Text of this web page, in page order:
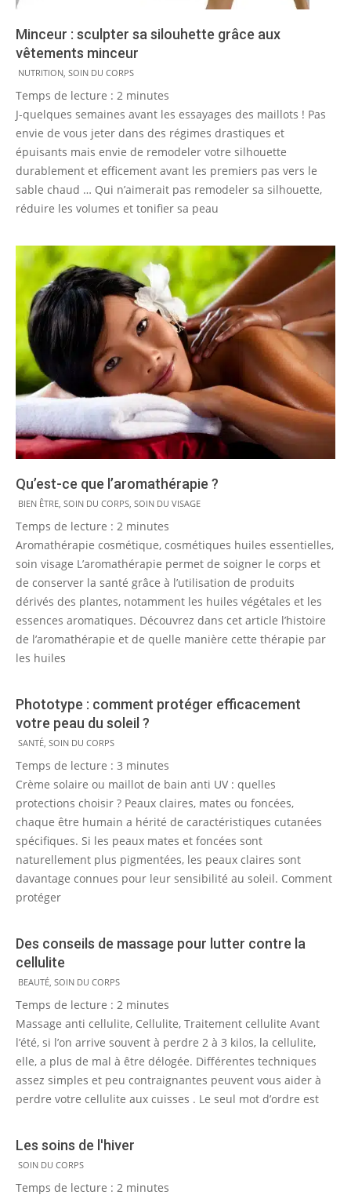
Minceur : sculpter sa silouhette grâce aux
vêtements minceur
2014-
07-
23
NUTRITION SOIN DU CORPS
Temps de lecture : 2 minutes
J-quelques semaines avant les essayages des maillots ! Pas
envie de vous jeter dans des régimes drastiques et
épuisants mais envie de remodeler votre silhouette
durablement et efficement avant les premiers pas vers le
sable chaud … Qui n’aimerait pas remodeler sa silhouette,
réduire les volumes et tonifier sa peau
Qu’est-ce que l’aromathérapie ?
2013-
11-
12
BIEN ÊTRE SOIN DU CORPS SOIN DU VISAGE
Temps de lecture : 2 minutes
Aromathérapie cosmétique, cosmétiques huiles essentielles,
soin visage L’aromathérapie permet de soigner le corps et
de conserver la santé grâce à l’utilisation de produits
dérivés des plantes, notamment les huiles végétales et les
essences aromatiques. Découvrez dans cet article l’histoire
de l’aromathérapie et de quelle manière cette thérapie par
les huiles
Phototype : comment protéger efficacement
votre peau du soleil ?
2013-
05-
16
SANTÉ SOIN DU CORPS
Temps de lecture : 3 minutes
Crème solaire ou maillot de bain anti UV : quelles
protections choisir ? Peaux claires, mates ou foncées,
chaque être humain a hérité de caractéristiques cutanées
spécifiques. Si les peaux mates et foncées sont
naturellement plus pigmentées, les peaux claires sont
davantage connues pour leur sensibilité au soleil. Comment
protéger
Des conseils de massage pour lutter contre la
cellulite
2012-
06-
18
BEAUTÉ SOIN DU CORPS
Temps de lecture : 2 minutes
Massage anti cellulite, Cellulite, Traitement cellulite Avant
l’été, si l’on arrive souvent à perdre 2 à 3 kilos, la cellulite,
elle, a plus de mal à être délogée. Différentes techniques
assez simples et peu contraignantes peuvent vous aider à
perdre votre cellulite aux cuisses . Le seul mot d’ordre est
Les soins de l'hiver
2011-
11-
SOIN DU CORPS
Temps de lecture : 2 minutes